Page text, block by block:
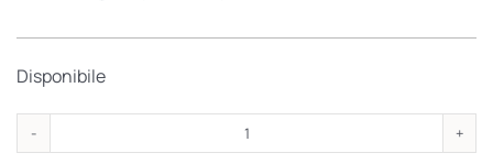
Disponibile
Sant'Agostino